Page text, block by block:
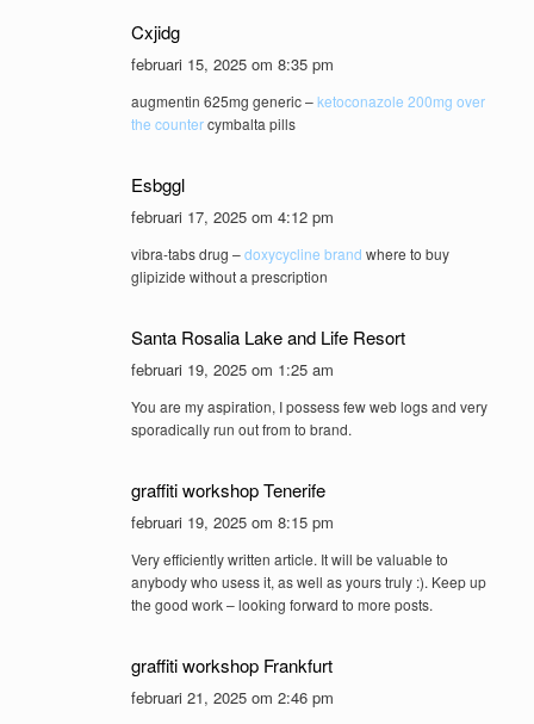
Cxjidg
februari 15, 2025 om 8:35 pm
augmentin 625mg generic –ketoconazole 200mg over
the countercymbalta pills
Esbggl
februari 17, 2025 om 4:12 pm
vibra-tabs drug –doxycycline brand where to buy
glipizide without a prescription
Santa Rosalia Lake and Life Resort
februari 19, 2025 om 1:25 am
You are my aspiration, I possess few web logs and very
sporadically run out from to brand.
graffiti workshop Tenerife
februari 19, 2025 om 8:15 pm
Very efficiently written article. It will be valuable to
anybody who usess it, as well as yours truly :). Keep up
the good work – looking forward to more posts.
graffiti workshop Frankfurt
februari 21, 2025 om 2:46 pm